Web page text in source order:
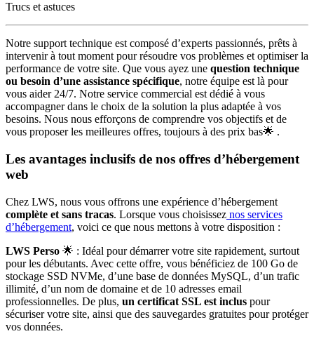
Trucs et astuces
Notre support technique est composé d’experts passionnés, prêts à
intervenir à tout moment pour résoudre vos problèmes et optimiser la
performance de votre site. Que vous ayez une question technique
ou besoin d’une assistance spécifique, notre équipe est là pour
vous aider 24/7. Notre service commercial est dédié à vous
accompagner dans le choix de la solution la plus adaptée à vos
besoins. Nous nous efforçons de comprendre vos objectifs et de
vous proposer les meilleures offres, toujours à des prix bas🌟 .
Les avantages inclusifs de nos offres d’hébergement
web
Chez LWS, nous vous offrons une expérience d’hébergement
complète et sans tracas. Lorsque vous choisissez nos services
d’hébergement, voici ce que nous mettons à votre disposition :
LWS Perso 🌟 : Idéal pour démarrer votre site rapidement, surtout
pour les débutants. Avec cette offre, vous bénéficiez de 100 Go de
stockage SSD NVMe, d’une base de données MySQL, d’un trafic
illimité, d’un nom de domaine et de 10 adresses email
professionnelles. De plus, un certificat SSL est inclus pour
sécuriser votre site, ainsi que des sauvegardes gratuites pour protéger
vos données.